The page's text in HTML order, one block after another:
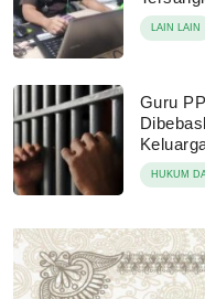
LAIN LAIN
Guru
HUKUM